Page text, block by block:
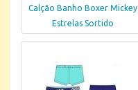
Calção Banho Boxer Mickey
Estrelas Sortido